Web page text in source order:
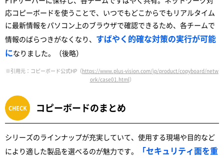
応コピーボードを使うことで、いつでもどこからでもリアルタイム
に最新情報をパソコン上のブラウザで確認できるため、各チームで
情報のばらつきがなくなり、 すばやく的確な対策の実行が可能
になりました。（後略）
※引用元：コピーボード公式HP（https://www.plus-vision.com/jp/product/copyboard/netw
ork/case01.html）
コピーボードのまとめ
シリーズのラインナップが充実していて、使用する現場や目的など
により適した製品を選べるのが魅力です。
「セキュリティ面を重